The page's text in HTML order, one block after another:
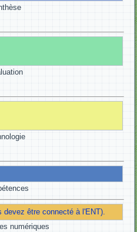
numériques
devez être connecté à l'ENT).